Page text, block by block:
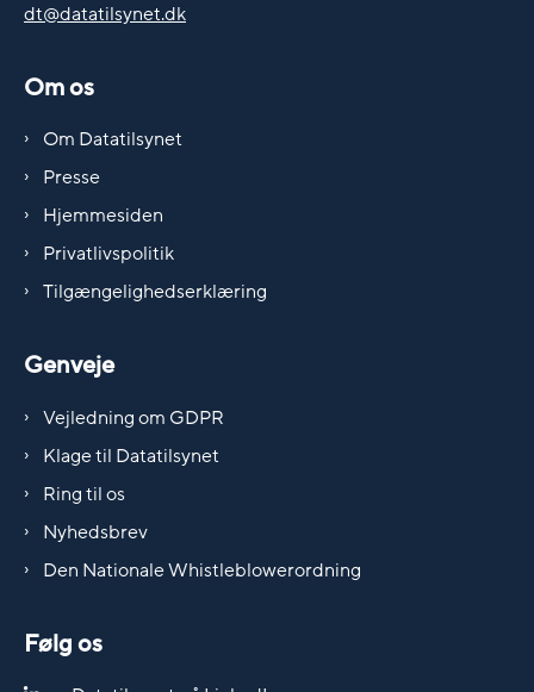
dt@datatilsynet.dk
Om os
Om Datatilsynet
Presse
Hjemmesiden
Privatlivspolitik
Tilgængelighedserklæring
Genveje
Vejledning om GDPR
Klage til Datatilsynet
Ring til os
Nyhedsbrev
Den Nationale Whistleblowerordning
Følg os